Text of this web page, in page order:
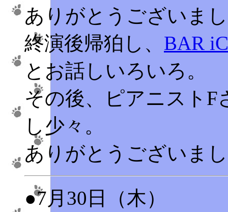
ありがとうございま
終演後帰狛し、 BAR
とお話しいろいろ。
その後、ピアニストF
し少々。
ありがとうございま
●7月30日（木）